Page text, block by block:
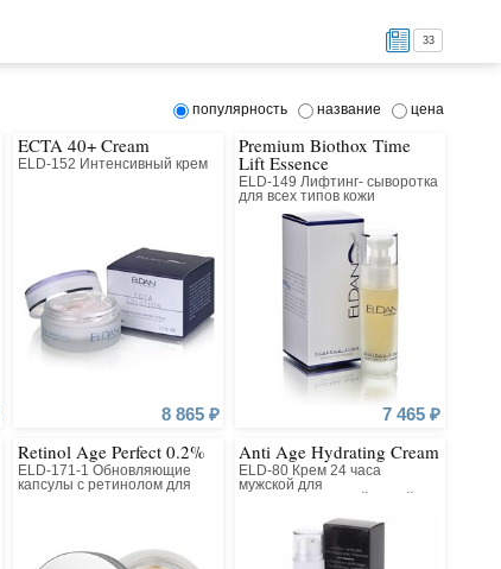
33
популярность название цена
ECTA 40+ Cream
ELD-152 Интенсивный крем
8 865 ₽
Premium Biothox Time
Lift Essence
ELD-149 Лифтинг- сыворотка
для всех типов кожи
7 465 ₽
Retinol Age Perfect 0.2%
ELD-171-1 Обновляющие
капсулы с ретинолом для
Anti Age Hydrating Cream
ELD-80 Крем 24 часа
мужской для
комбинированнной, сухой,